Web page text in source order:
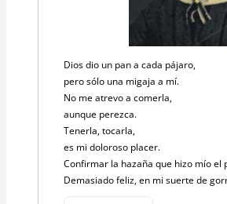
Dios dio un pan a cada pájaro,
pero sólo una migaja a mí.
No me atrevo a comerla,
aunque perezca.
Tenerla, tocarla,
es mi doloroso placer.
Confirmar la hazaña que hizo mío el
Demasiado feliz, en mi suerte de